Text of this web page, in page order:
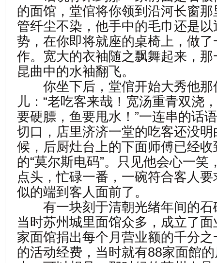
的面馆，堂倌将你领到沿河长窗
管纤尘不染，他手中的毛巾还是
势，在你即将就座的桌椅上，做
作。宽大的衣袖随之飘舞起来，
昆曲中的水袖翻飞。
你坐下后，堂倌开始大秀他那
儿：“老吃客来哉！宽汤重青双浇
要硬膘，鱼要甩水！”一连串的话
切口，店里济济一堂的吃客还没
候，后厨灶台上的下面师傅已经
的“莫尔斯电码”。只见他会心一笑
点头，忙碌一番，一碗符合客人
似的端到客人面前了。
有一块刻于清朝光绪年间的石
当时苏州城里面馆众多，成立了
家面馆捐出每个月营业额的千分
的活动经费，当时就有88家面館